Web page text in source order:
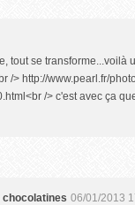
tout se transforme...voilà
/> http://www.pearl.fr/
/> c'est avec ça
chocolatines 06/01/2013